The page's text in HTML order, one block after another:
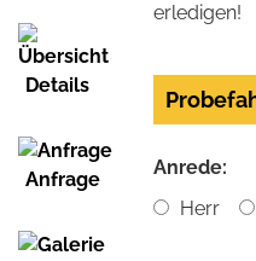
Details
Anfrage
erledigen!
Anrede:
Herr